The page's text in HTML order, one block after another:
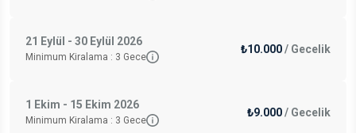
21 Eylül - 30 Eylül 2026
Minimum Kiralama : 3 Gece
₺10.000/ Gecelik
1 Ekim - 15 Ekim 2026
Minimum Kiralama : 3 Gece
₺9.000/ Gecelik